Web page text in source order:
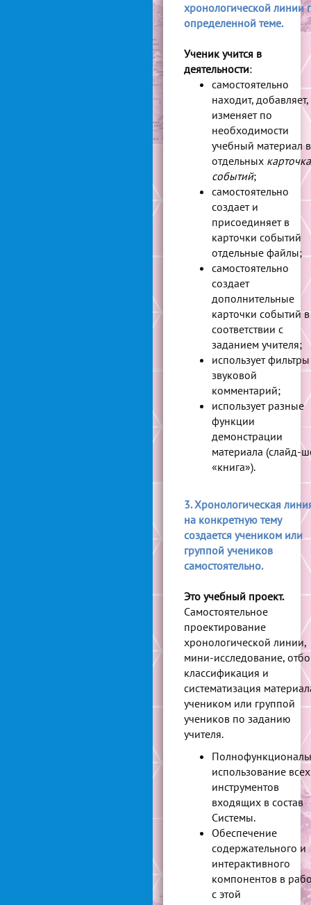
хронологической линии
определенной теме.
Ученик учится в
деятельности:
самостоятельно
находит, добавляет,
изменяет по
необходимости
учебный материал в
отдельных
событий;
самостоятельно
создает и
присоединяет в
карточки событий
отдельные файлы;
самостоятельно
создает
дополнительные
карточки событий в
соответствии с
заданием учителя;
использует
звуковой
комментарий;
использует разные
функции
демонстрации
материала (слайд-
«книга»).
3. Хронологическая
на конкретную тему
создается учеником или
группой учеников
самостоятельно.
Это учебный проект.
Самостоятельное
проектирование
хронологической линии,
мини-исследование,
классификация и
систематизация
учеником или группой
учеников по заданию
учителя.
использование всех
инструментов
входящих в состав
Системы.
Обеспечение
содержательного и
интерактивного
компонентов в
с этой